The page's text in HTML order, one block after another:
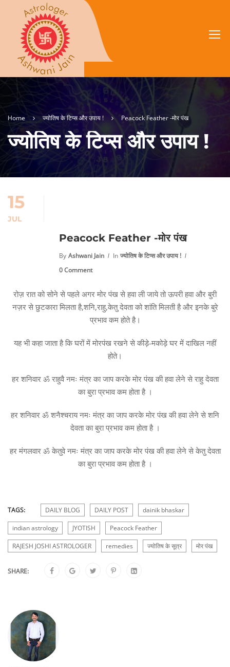
Home ज्योतिष के टिप्स और उपाय ! Peacock Feather -मोर पंख
ज्योतिष के टिप्स और उपाय !
15
JUL
Peacock Feather -मोर पंख
By Ashwani Jain In ज्योतिष के टिप्स और उपाय !
0 Comment
रोज़ रात को सोने से पहले अगर मोर पंख से हवा ली जाये तो ऊपरी हवा और बुरी
नज़र से छुटकारा मिलता है,शनि,राहु,केतु देवता को शांति मिलती है और इनके बुरे
प्रभाव कम होते है।
यह भी कहा जाता है कि घरों में मोरपंख रखने से कीड़े-मकोड़े घर में दाखिल नहीं
होते।
हर शनिवार ॐ राहुवै नमः मंत्र का जाप करके मोर पंख की हवा लेने से राहु देवता
का बुरा प्रभाव कम होता है ।
हर शनिवार ॐ शनैश्चराय नमः मंत्र का जाप करके मोर पंख की हवा लेने से शनि
देवता का बुरा प्रभाव कम होता है ।
हर मंगलवार ॐ केतुवे नमः मंत्र का जाप करके मोर पंख की हवा लेने से केतु देवता
का बुरा प्रभाव कम होता है ।
TAGS: DAILY BLOG DAILY POST dainik bhaskar
indian astrology JYOTISH Peacock Feather
RAJESH JOSHI ASTROLOGER remedies ज्योतिष के सूत्र मोर पंख
SHARE: